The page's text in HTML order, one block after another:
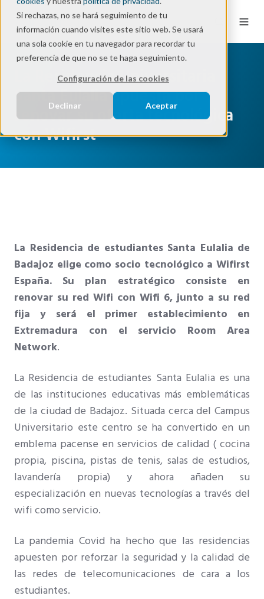
Si rechazas, no se hará seguimiento de tu
información cuando visites este sitio web. Se usará
una sola cookie en tu navegador para recordar tu
preferencia de que no se te haga seguimiento.
Configuración de las cookies
Declinar Aceptar
La Residencia Universitaria
Santa Eulalia apuesta por
renovar su oferta tecnológica
con Wifirst
La Residencia de estudiantes Santa Eulalia de
Badajoz elige como socio tecnológico a Wifirst
España. Su plan estratégico consiste en
renovar su red Wifi con Wifi 6, junto a su red
fija y será el primer establecimiento en
Extremadura con el servicio Room Area
Network.
La Residencia de estudiantes Santa Eulalia es una
de las instituciones educativas más emblemáticas
de la ciudad de Badajoz. Situada cerca del Campus
Universitario este centro se ha convertido en un
emblema pacense en servicios de calidad ( cocina
propia, piscina, pistas de tenis, salas de estudios,
lavandería propia) y ahora añaden su
especialización en nuevas tecnologías a través del
wifi como servicio.
La pandemia Covid ha hecho que las residencias
apuesten por reforzar la seguridad y la calidad de
las redes de telecomunicaciones de cara a los
estudiantes.